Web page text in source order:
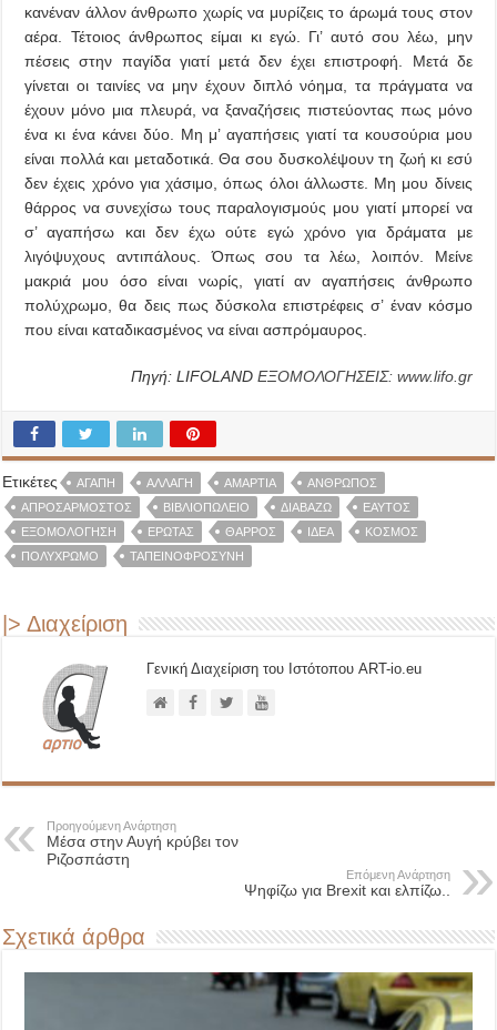
κανέναν άλλον άνθρωπο χωρίς να μυρίζεις το άρωμά τους στον
αέρα. Τέτοιος άνθρωπος είμαι κι εγώ. Γι’ αυτό σου λέω, μην
πέσεις στην παγίδα γιατί μετά δεν έχει επιστροφή. Μετά δε
γίνεται οι ταινίες να μην έχουν διπλό νόημα, τα πράγματα να
έχουν μόνο μια πλευρά, να ξαναζήσεις πιστεύοντας πως μόνο
ένα κι ένα κάνει δύο. Μη μ’ αγαπήσεις γιατί τα κουσούρια μου
είναι πολλά και μεταδοτικά. Θα σου δυσκολέψουν τη ζωή κι εσύ
δεν έχεις χρόνο για χάσιμο, όπως όλοι άλλωστε. Μη μου δίνεις
θάρρος να συνεχίσω τους παραλογισμούς μου γιατί μπορεί να
σ’ αγαπήσω και δεν έχω ούτε εγώ χρόνο για δράματα με
λιγόψυχους αντιπάλους. Όπως σου τα λέω, λοιπόν. Μείνε
μακριά μου όσο είναι νωρίς, γιατί αν αγαπήσεις άνθρωπο
πολύχρωμο, θα δεις πως δύσκολα επιστρέφεις σ’ έναν κόσμο
που είναι καταδικασμένος να είναι ασπρόμαυρος.
Πηγή: LIFOLAND ΕΞΟΜΟΛΟΓΗΣΕΙΣ: www.lifo.gr
Ετικέτες ΑΓΆΠΗ ΑΛΛΑΓΗ ΑΜΑΡΤΊΑ
ΆΝΘΡΩΠΟΣ
ΑΠΡΟΣΆΡΜΟΣΤΟΣ
ΒΙΒΛΙΟΠΩΛΕΊΟ ΔΙΑΒΑΖΩ
ΕΑΥΤΌΣ
ΕΞΟΜΟΛΌΓΗΣΗ
ΈΡΩΤΑΣ ΘΆΡΡΟΣ ΙΔΈΑ
ΚΌΣΜΟΣ
ΠΟΛΎΧΡΩΜΟ
ΤΑΠΕΙΝΟΦΡΟΣΎΝΗ
|> Διαχείριση
Γενική Διαχείριση του Ιστότοπου ART-io.eu
Προηγούμενη Ανάρτηση
Μέσα στην Αυγή κρύβει τον
Ριζοσπάστη
Επόμενη Ανάρτηση
Ψηφίζω για Brexit και ελπίζω..
Σχετικά άρθρα